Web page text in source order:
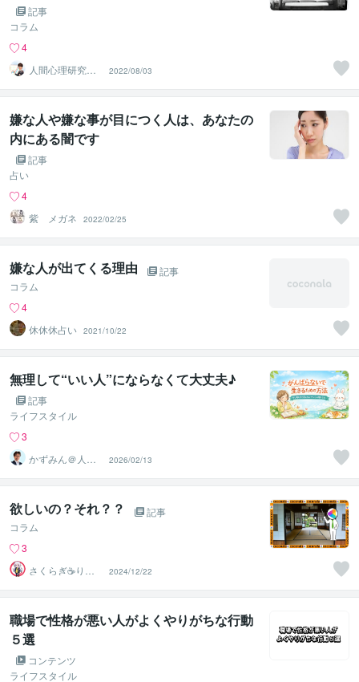
記事
コラム
4
人間心理研究家
＠SHIGE
2022/08/03
嫌な人や嫌な事が目につく人は、あなたの
内にある闇です
記事
占い
4
紫 メガネ
2022/02/25
嫌な人が出てくる理由
記事
コラム
4
休休休占い 2021/10/22
無理して“いい人”にならなくて大丈夫♪
記事
ライフスタイル
3
かずみん＠人生
のモヤモヤ解消
アドバイザー
2026/02/13
欲しいの？それ？？
記事
コラム
3
さくらぎ☕りょ
う⛎癒やし電話
相談サロン
2024/12/22
職場で性格が悪い人がよくやりがちな行動
５選
コンテンツ
ライフスタイル